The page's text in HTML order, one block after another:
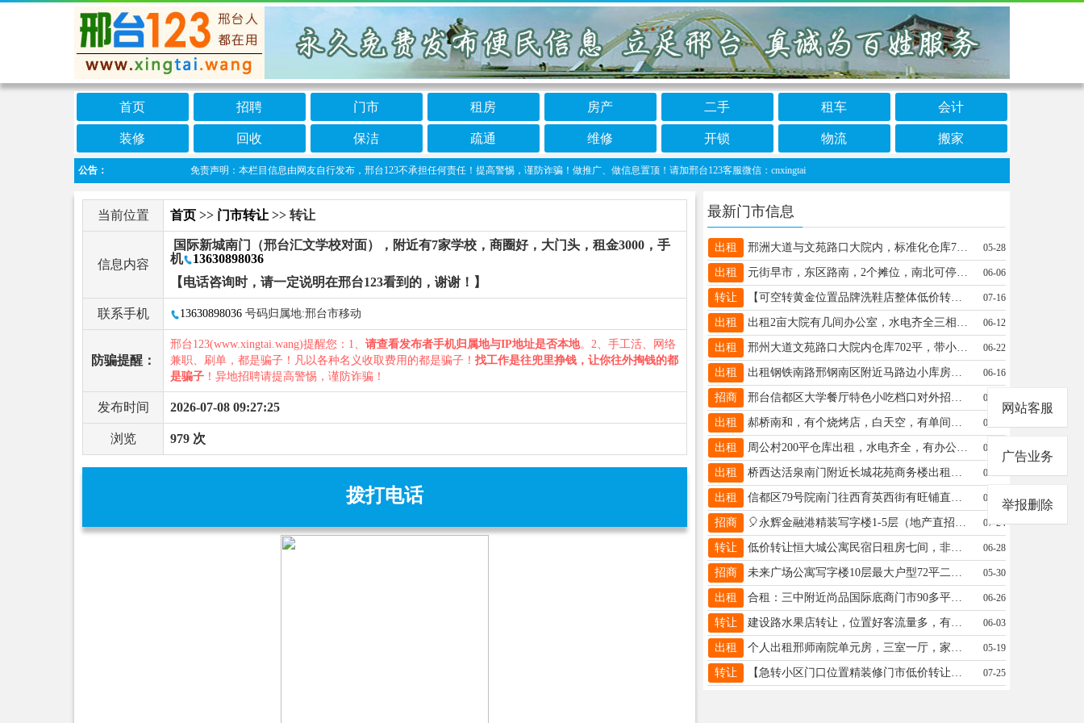
首页 招聘 门市 租房 房产 二手 租车 会计
装修 回收 保洁 疏通 维修 开锁 物流 搬家
公告： 免责声明：本栏目信息由网友自行发布，邢台123不承担任何责任！提高警惕，谨防诈骗！做推广、做信息置顶！请加邢台123客服微信：cnxingtai
当前位置 首页 >> 门市转让 >> 转让
信息内容
国际新城南门（邢台汇文学校对面），附近有7家学校，商圈好，大门头，租金3000，手
机
13630898036
【电话咨询时，请一定说明在邢台123看到的，谢谢！】
联系手机 13630898036 号码归属地:邢台市移动
防骗提醒：
邢台123(www.xingtai.wang)提醒您：1、 请查看发布者手机归属地与IP地址是否本地。2、手工活、网络
兼职、刷单，都是骗子！凡以各种名义收取费用的都是骗子！ 找工作是往兜里挣钱，让你往外掏钱的都
是骗子 ！异地招聘请提高警惕，谨防诈骗！
发布时间 2026-07-08 09:27:25
浏览 979 次
拨打电话
最新门市信息
出租 邢洲大道与文苑路口大院内，标准化仓库702平，场地7000余平，有动力电，大车出入方便。13582690808 05-28
出租 元街早市，东区路南，2个摊位，南北可停大车，16631907550 06-06
转让 【可空转黄金位置品牌洗鞋店整体低价转让】桥东区恒大城商业楼底商纯一层总面积60平左右18713911282 07-16
出租 出租2亩大院有几间办公室，水电齐全三相电，建设用地，南石门镇新西环与邢左路交叉口西北角附近，13400157556。 06-12
出租 邢州大道文苑路口大院内仓库702平，带小院700平，三相电。场地8000平，大车进出方便，可分租。15832922886 06-22
出租 出租钢铁南路邢钢南区附近马路边小库房几十平。19632988617 06-16
招商 邢台信都区大学餐厅特色小吃档口对外招商，在校大学生12000余名.联系电话：13333210591王先生 08-05
出租 郝桥南和，有个烧烤店，白天空，有单间，可干烧烤火锅，早餐老板觉得白天浪费求一个只干白天的17659918901房租好谈 07-14
出租 周公村200平仓库出租，水电齐全，有办公室可居住，租金便宜，18875722772 05-29
出租 桥西达活泉南门附近长城花苑商务楼出租，联系电话：13932988896 06-23
出租 信都区79号院南门往西育英西街有旺铺直租无转让费，地理位置优越适合各种经营客源稳定价格优惠18032996156微信同号 05-19
招商 🎈永辉金融港精装写字楼1-5层（地产直招），25-2000㎡大小均有，达活泉商圈，可注册公司📞15613977920 07-24
转让 低价转让恒大城公寓民宿日租房七间，非诚勿扰，电话17731935742 06-28
招商 未来广场公寓写字楼10层最大户型72平二室一厅采光纯阳面绝佳地段交通便利商超齐全办公首选宜商宜住18831988799 05-30
出租 合租：三中附近尚品国际底商门市90多平，可做教培、书法班、班课，可日租、长期租，有意联系：17692914868 06-26
转让 建设路水果店转让，位置好客流量多，有固定客源，15075926887 06-03
出租 个人出租邢师南院单元房，三室一厅，家具家电齐全，拎包入住，长租优惠，月租600，电话13731598310 05-19
转让 【急转小区门口位置精装修门市低价转让】信都区南大郭镇利民街1480号纯一层78平带负一厨房15369956161 07-25
网站客服
广告业务
举报删除